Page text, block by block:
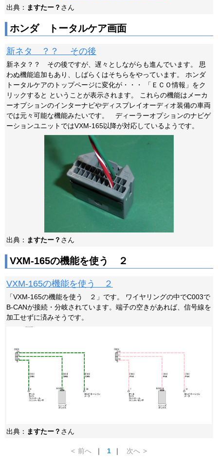
出典： ますたー？ さん
ホンダ トータルケア画面
新ネタ ？？ その後
新ネタ？？ その後ですが、遅々としながらも進んでいます。 思
わぬ機能追加もあり、しばらくはそちらをやっています。 ホンダ
トータルケアのトップページに変化が・・・ 「ＥＣＯ情報」をク
リックすると ということが表示されます。 これらの機能はメーカ
ーオプションのインターナビやディスプレイオーディオ装備の車両
では元々可能な機能みたいです。 ディーラーオプションのナビゲ
ーションユニットではVXM-165以降が対応しているようです。
出典： ますたー？ さん
VXM-165の機能を使う ２
VXM-165の機能を使う ２
「VXM-165の機能を使う ２」です。 ワイヤリングの中でC003で
B-CANが接続・分岐されています。端子の空きがあれば、信号線を
加工せずに済みそうです。
出典： ますたー？ さん
< 前へ ｜ 1 ｜ 次へ >